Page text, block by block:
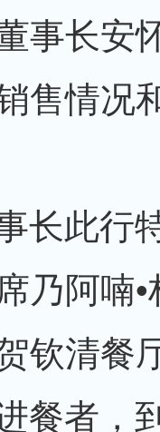
事长安
售情况
此行
乃阿喃
钦清餐
者，